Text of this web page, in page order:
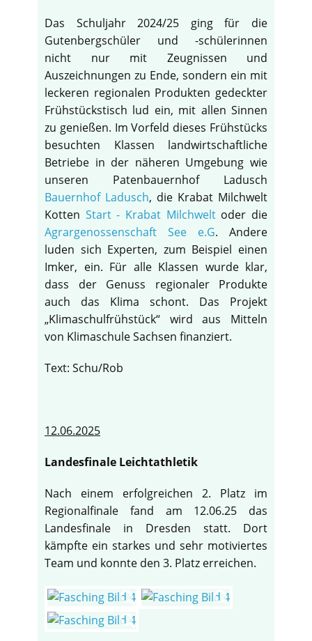
Das Schuljahr 2024/25 ging für die
Gutenbergschüler und -schülerinnen
nicht nur mit Zeugnissen und
Auszeichnungen zu Ende, sondern ein mit
leckeren regionalen Produkten gedeckter
Frühstückstisch lud ein, mit allen Sinnen
zu genießen. Im Vorfeld dieses Frühstücks
besuchten Klassen landwirtschaftliche
Betriebe in der näheren Umgebung wie
unseren Patenbauernhof Ladusch
Bauernhof Ladusch, die Krabat Milchwelt
Kotten Start - Krabat Milchweltoder die
Agrargenossenschaft See e.G. Andere
luden sich Experten, zum Beispiel einen
Imker, ein. Für alle Klassen wurde klar,
dass der Genuss regionaler Produkte
auch das Klima schont. Das Projekt
„Klimaschulfrühstück“ wird aus Mitteln
von Klimaschule Sachsen finanziert.
Text: Schu/Rob
12.06.2025
Landesfinale Leichtathletik
Nach einem erfolgreichen 2. Platz im
Regionalfinale fand am 12.06.25 das
Landesfinale in Dresden statt. Dort
kämpfte ein starkes und sehr motiviertes
Team und konnte den 3. Platz erreichen.